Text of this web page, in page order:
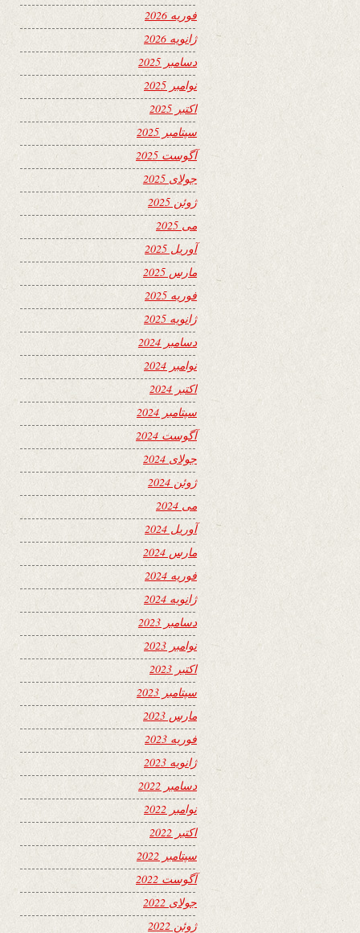
فوریه 2026
ژانویه 2026
دسامبر 2025
نوامبر 2025
اکتبر 2025
سپتامبر 2025
آگوست 2025
جولای 2025
ژوئن 2025
می 2025
آوریل 2025
مارس 2025
فوریه 2025
ژانویه 2025
دسامبر 2024
نوامبر 2024
اکتبر 2024
سپتامبر 2024
آگوست 2024
جولای 2024
ژوئن 2024
می 2024
آوریل 2024
مارس 2024
فوریه 2024
ژانویه 2024
دسامبر 2023
نوامبر 2023
اکتبر 2023
سپتامبر 2023
مارس 2023
فوریه 2023
ژانویه 2023
دسامبر 2022
نوامبر 2022
اکتبر 2022
سپتامبر 2022
آگوست 2022
جولای 2022
ژوئن 2022